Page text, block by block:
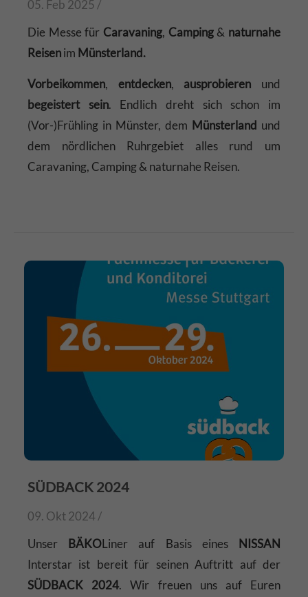
05. Feb 2025 /
Die Messe für Caravaning, Camping& naturnahe
Reisenim Münsterland.
Vorbeikommen, entdecken, ausprobieren und
begeistert sein. Endlich dreht sich schon im
(Vor-)Frühling in Münster, dem Münsterland und
dem nördlichen Ruhrgebiet alles rund um
Caravaning, Camping & naturnahe Reisen.
SÜDBACK 2024
09. Okt 2024 /
Unser BÄKOLiner auf Basis eines NISSAN
Interstar ist bereit für seinen Auftritt auf der
SÜDBACK 2024. Wir freuen uns auf Euren